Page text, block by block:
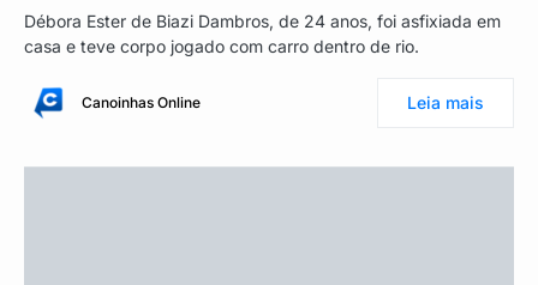
Débora Ester de Biazi Dambros, de 24 anos, foi asfixiada em
casa e teve corpo jogado com carro dentro de rio.
Canoinhas Online Leia mais